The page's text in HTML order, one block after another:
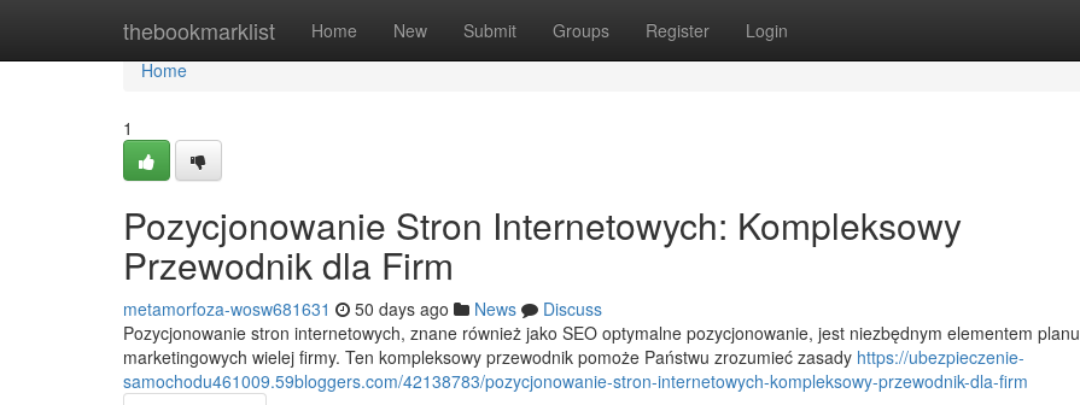
thebookmarklist Home New Submit Groups Register Login
Home
Home
1
Pozycjonowanie Stron Internetowych: Kompleksowy
Przewodnik dla Firm
metamorfoza-wosw681631 50 days ago News
Discuss
Pozycjonowanie stron internetowych, znane również jako SEO optymalne pozycjonowanie, jest niezbędnym elementem planu
marketingowych wielej firmy. Ten kompleksowy przewodnik pomoże Państwu zrozumieć zasady https://ubezpieczenie-
samochodu461009.59bloggers.com/42138783/pozycjonowanie-stron-internetowych-kompleksowy-przewodnik-dla-firm